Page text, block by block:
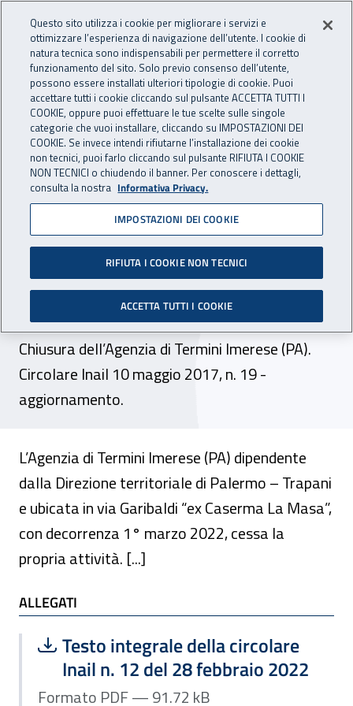
INAIL - Istituto Nazionale
Apri cerca
Navigazione principale
Navigazione - Ti trovi in:
Home Atti e documenti Circolari Inail
28 febbraio 2022
28 febbraio 2022
Circolare Inail n. 12 del 28
febbraio 2022
Variazione dell’assetto territoriale della
Direzione territoriale di Palermo -Trapani.
Chiusura dell’Agenzia di Termini Imerese (PA).
Circolare Inail 10 maggio 2017, n. 19 -
aggiornamento.
L’Agenzia di Termini Imerese (PA) dipendente
dalla Direzione territoriale di Palermo – Trapani
e ubicata in via Garibaldi “ex Caserma La Masa”,
con decorrenza 1° marzo 2022, cessa la
propria attività. [...]
ALLEGATI
ALLEGATI
Scarica file:
Testo integrale della circolare
Inail n. 12 del 28 febbraio 2022
Formato PDF — Dimensione 91.72 kB
Formato PDF — 91.72 kB
Questo sito utilizza i cookie per migliorare i servizi e
ottimizzare l’esperienza di navigazione dell’utente. I cookie di
natura tecnica sono indispensabili per permettere il corretto
funzionamento del sito. Solo previo consenso dell’utente,
possono essere installati ulteriori tipologie di cookie. Puoi
accettare tutti i cookie cliccando sul pulsante ACCETTA TUTTI I
COOKIE, oppure puoi effettuare le tue scelte sulle singole
categorie che vuoi installare, cliccando su IMPOSTAZIONI DEI
COOKIE. Se invece intendi rifiutarne l’installazione dei cookie
non tecnici, puoi farlo cliccando sul pulsante RIFIUTA I COOKIE
NON TECNICI o chiudendo il banner. Per conoscere i dettagli,
consulta la nostra Informativa Privacy.
IMPOSTAZIONI DEI COOKIE
RIFIUTA I COOKIE NON TECNICI
ACCETTA TUTTI I COOKIE